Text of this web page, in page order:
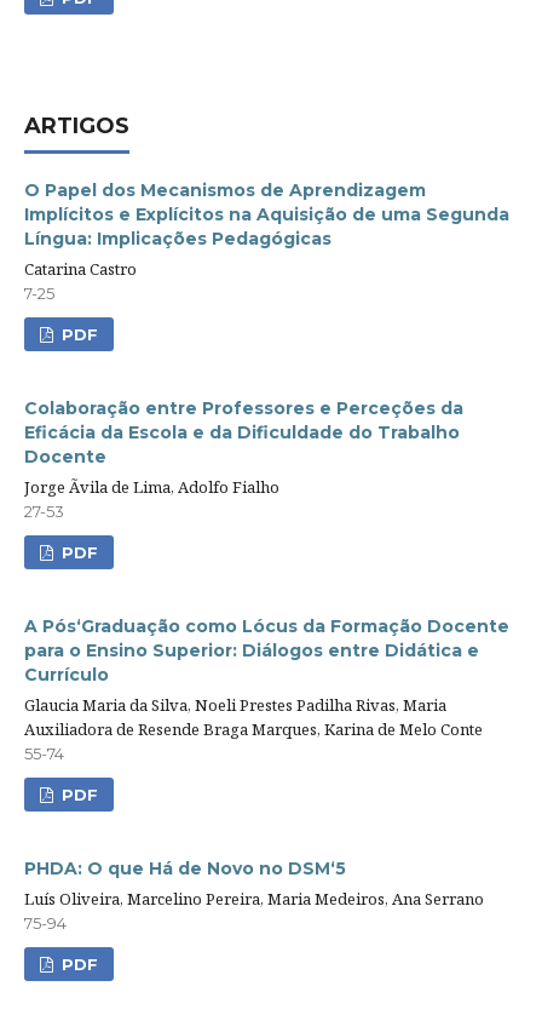
ARTIGOS
O Papel dos Mecanismos de Aprendizagem
Implícitos e Explícitos na Aquisição de uma Segunda
Língua: Implicações Pedagógicas
Catarina Castro
7-25
PDF
Colaboração entre Professores e Perceções da
Eficácia da Escola e da Dificuldade do Trabalho
Docente
Jorge Ãvila de Lima, Adolfo Fialho
27-53
PDF
A Pós‘Graduação como Lócus da Formação Docente
para o Ensino Superior: Diálogos entre Didática e
Currículo
Glaucia Maria da Silva, Noeli Prestes Padilha Rivas, Maria
Auxiliadora de Resende Braga Marques, Karina de Melo Conte
55-74
PDF
PHDA: O que Há de Novo no DSM‘5
Luís Oliveira, Marcelino Pereira, Maria Medeiros, Ana Serrano
75-94
PDF